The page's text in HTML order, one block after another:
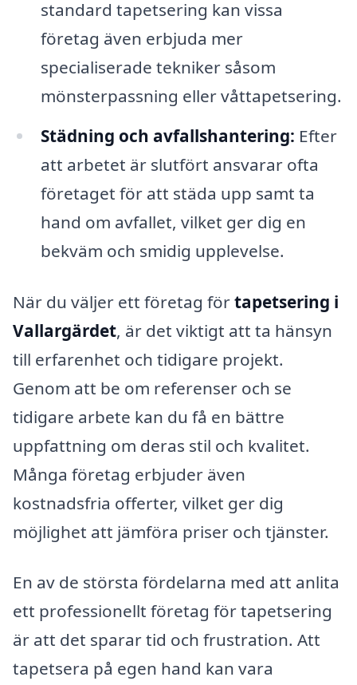
standard tapetsering kan vissa
företag även erbjuda mer
specialiserade tekniker såsom
mönsterpassning eller våttapetsering.
Städning och avfallshantering: Efter
att arbetet är slutfört ansvarar ofta
företaget för att städa upp samt ta
hand om avfallet, vilket ger dig en
bekväm och smidig upplevelse.
När du väljer ett företag förtapetsering i
Vallargärdet, är det viktigt att ta hänsyn
till erfarenhet och tidigare projekt.
Genom att be om referenser och se
tidigare arbete kan du få en bättre
uppfattning om deras stil och kvalitet.
Många företag erbjuder även
kostnadsfria offerter, vilket ger dig
möjlighet att jämföra priser och tjänster.
En av de största fördelarna med att anlita
ett professionellt företag för tapetsering
är att det sparar tid och frustration. Att
tapetsera på egen hand kan vara